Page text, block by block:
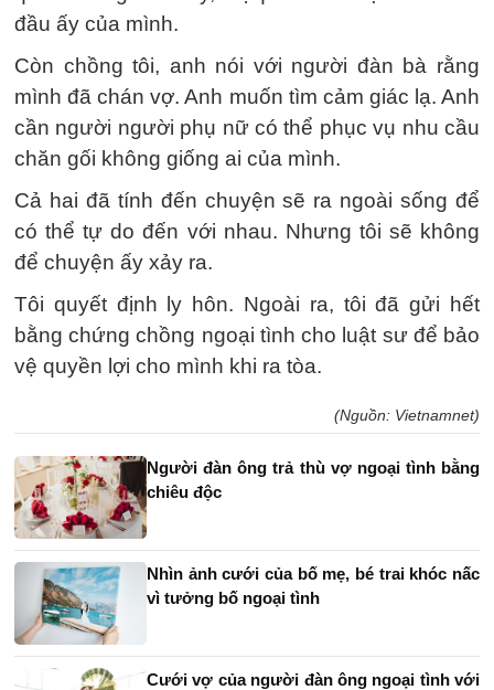
đầu ấy của mình.
Còn chồng tôi, anh nói với người đàn bà rằng
mình đã chán vợ. Anh muốn tìm cảm giác lạ. Anh
cần người người phụ nữ có thể phục vụ nhu cầu
chăn gối không giống ai của mình.
Cả hai đã tính đến chuyện sẽ ra ngoài sống để
có thể tự do đến với nhau. Nhưng tôi sẽ không
để chuyện ấy xảy ra.
Tôi quyết định ly hôn. Ngoài ra, tôi đã gửi hết
bằng chứng chồng ngoại tình cho luật sư để bảo
vệ quyền lợi cho mình khi ra tòa.
(Nguồn: Vietnamnet)
Người đàn ông trả thù vợ ngoại tình bằng
chiêu độc
Nhìn ảnh cưới của bố mẹ, bé trai khóc nấc
vì tưởng bố ngoại tình
Cưới vợ của người đàn ông ngoại tình với